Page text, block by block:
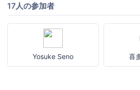
17人の参加者
Yosuke Seno 喜